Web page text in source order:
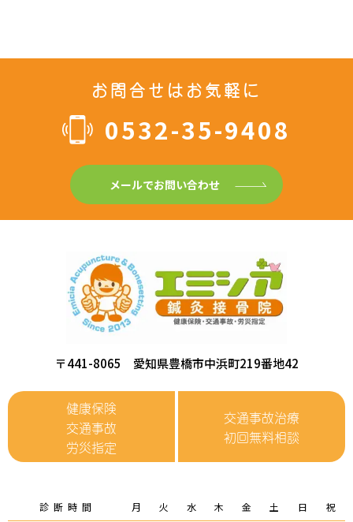
お問合せはお気軽に
0532-35-9408
メールでお問い合わせ
〒441-8065 愛知県豊橋市中浜町219番地42
健康保険
交通事故
労災指定
交通事故治療
初回無料相談
診断時間 月 火 水 木 金 土 日 祝